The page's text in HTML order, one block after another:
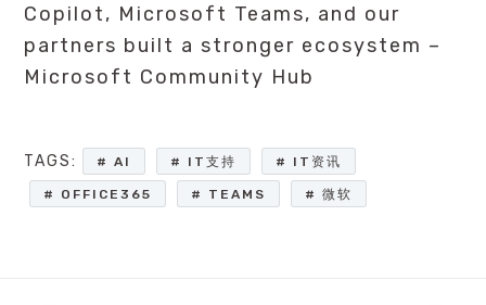
Copilot, Microsoft Teams, and our
partners built a stronger ecosystem –
Microsoft Community Hub
TAGS: AI IT支持 IT资讯
OFFICE365 TEAMS 微软